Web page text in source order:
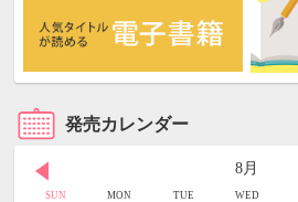
発売カレンダー
8月
SUN MON TUE WED